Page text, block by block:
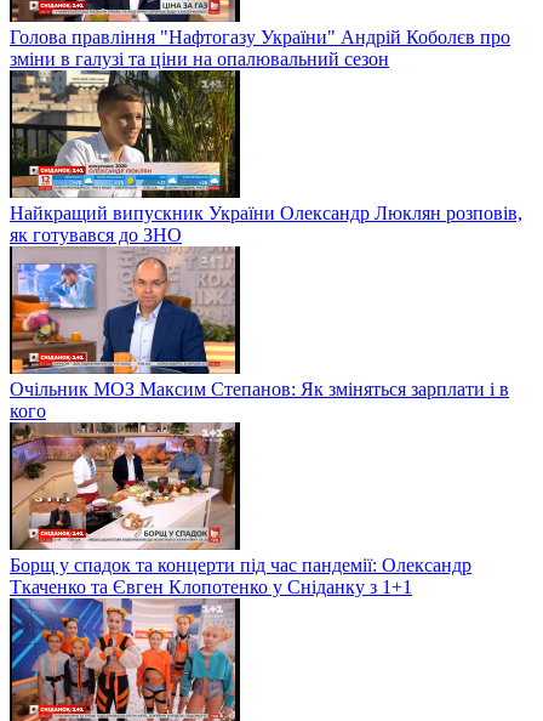
Голова правління "Нафтогазу України" Андрій Коболєв про
зміни в галузі та ціни на опалювальний сезон
Найкращий випускник України Олександр Люклян розповів,
як готувався до ЗНО
Очільник МОЗ Максим Степанов: Як зміняться зарплати і в
кого
Борщ у спадок та концерти під час пандемії: Олександр
Ткаченко та Євген Клопотенко у Сніданку з 1+1